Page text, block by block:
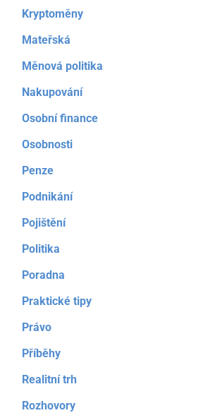
Kryptoměny
Mateřská
Měnová politika
Nakupování
Osobní finance
Osobnosti
Penze
Podnikání
Pojištění
Politika
Poradna
Praktické tipy
Právo
Příběhy
Realitní trh
Rozhovory